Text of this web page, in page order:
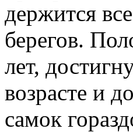
держится
берегов.
лет,
возрасте и
самок